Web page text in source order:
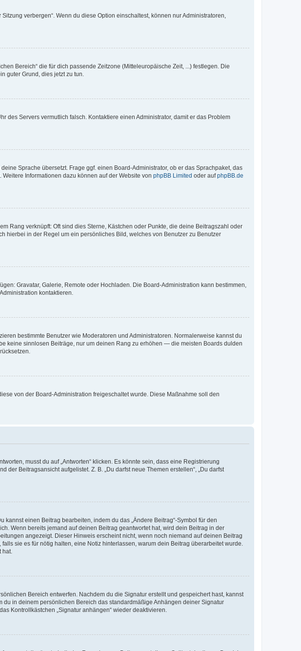
verbergen“. Wenn du diese Option einschaltest, können nur Administratoren,
Bereich“ die für dich passende Zeitzone (Mitteleuropäische Zeit, ...) festlegen. Die
guter Grund, dies jetzt zu tun.
des Servers vermutlich falsch. Kontaktiere einen Administrator, damit er das Problem
Sprache übersetzt. Frage ggf. einen Board-Administrator, ob er das Sprachpaket, das
Informationen dazu können auf der Website von phpBB Limited oder aufphpBB.de
Rang verknüpft: Oft sind dies Sterne, Kästchen oder Punkte, die deine Beitragszahl oder
hierbei in der Regel um ein persönliches Bild, welches von Benutzer zu Benutzer
Gravatar, Galerie, Remote oder Hochladen. Die Board-Administration kann bestimmen,
kontaktieren.
bestimmte Benutzer wie Moderatoren und Administratoren. Normalerweise kannst du
keine sinnlosen Beiträge, nur um deinen Rang zu erhöhen — die meisten Boards dulden
von der Board-Administration freigeschaltet wurde. Diese Maßnahme soll den
musst du auf „Antworten“ klicken. Es könnte sein, dass eine Registrierung
Beitragsansicht aufgelistet. Z. B. „Du darfst neue Themen erstellen“, „Du darfst
einen Beitrag bearbeiten, indem du das „Ändere Beitrag“-Symbol für den
Wenn bereits jemand auf deinen Beitrag geantwortet hat, wird dein Beitrag in der
angezeigt. Dieser Hinweis erscheint nicht, wenn noch niemand auf deinen Beitrag
sie es für nötig halten, eine Notiz hinterlassen, warum dein Beitrag überarbeitet wurde.
Bereich entwerfen. Nachdem du die Signatur erstellt und gespeichert hast, kannst
in deinem persönlichen Bereich das standardmäßige Anhängen deiner Signatur
Kontrollkästchen „Signatur anhängen“ wieder deaktivieren.